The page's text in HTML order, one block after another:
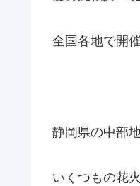
全国各地で開
静岡県の中部
いくつもの花